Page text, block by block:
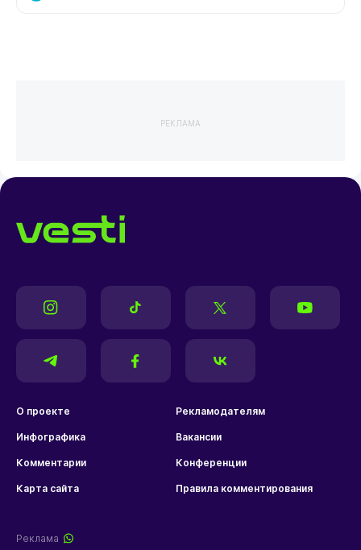
РЕКЛАМА
О проекте Рекламодателям
Инфографика Вакансии
Комментарии Конференции
Карта сайта Правила комментирования
Реклама